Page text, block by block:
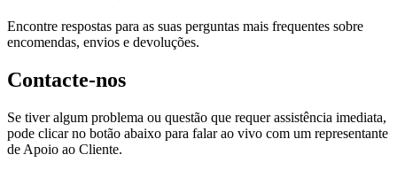
Encontre respostas para as suas perguntas mais frequentes sobre
encomendas, envios e devoluções.
Contacte-nos
Se tiver algum problema ou questão que requer assistência imediata,
pode clicar no botão abaixo para falar ao vivo com um representante
de Apoio ao Cliente.